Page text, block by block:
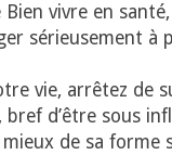
vivre en
sérieusement à
vie, arrêtez de
bref d’être sous
de sa forme